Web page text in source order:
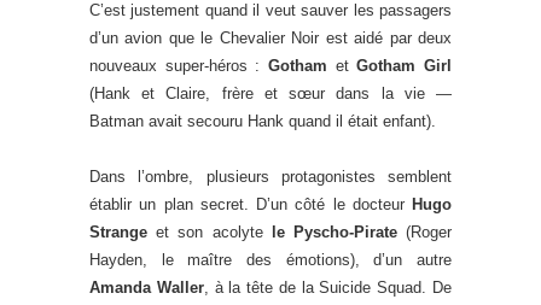
C’est justement quand il veut sauver les passagers
d’un avion que le Chevalier Noir est aidé par deux
nouveaux super-héros : Gotham etGotham Girl
(Hank et Claire, frère et sœur dans la vie —
Batman avait secouru Hank quand il était enfant).
Dans l’ombre, plusieurs protagonistes semblent
établir un plan secret. D’un côté le docteur Hugo
Strange et son acolyte le Pyscho-Pirate(Roger
Hayden, le maître des émotions), d’un autre
Amanda Waller, à la tête de la Suicide Squad. De